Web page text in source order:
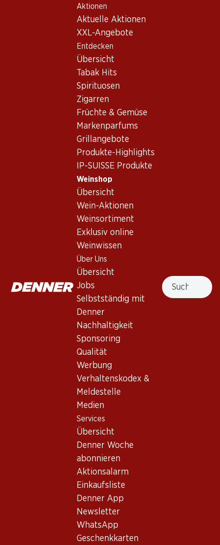
Aktionen
Aktuelle Aktionen
XXL-Angebote
Entdecken
Übersicht
Tabak Hits
Spirituosen
Zigarren
Früchte & Gemüse
Markenparfums
Grillangebote
Produkte-Highlights
IP-SUISSE Produkte
Weinshop
Übersicht
Wein-Aktionen
Weinsortiment
Exklusiv online
Weinwissen
Über Uns
Übersicht
Jobs
Selbstständig mit
Denner
Nachhaltigkeit
Sponsoring
Qualität
Werbung
Verhaltenskodex &
Meldestelle
Medien
Services
Übersicht
Denner Woche
abonnieren
Aktionsalarm
Einkaufsliste
Denner App
Newsletter
WhatsApp
Geschenkkarten
Suche
Wein/Champagner
Wallis
Vieux Murets Dôle Blanche du Valais AOC
Vorderseite Rückseite
Vieux Murets Dôle Blanche du
,Wallis, 2025
Lachsfarben. Duftet intensiv nach Früchten. Fruchtiger
Auftakt, eleganter Körper mit dezenter Säure.
Wissenswertes
Trinktemperatur